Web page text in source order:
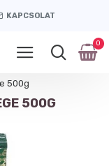
KAPCSOLAT
0
500g
500G